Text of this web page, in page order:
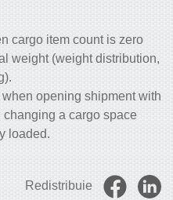
cargo item count is zero
weight (weight distribution,
opening shipment with
changing a cargo space
loaded.
Redistribuie